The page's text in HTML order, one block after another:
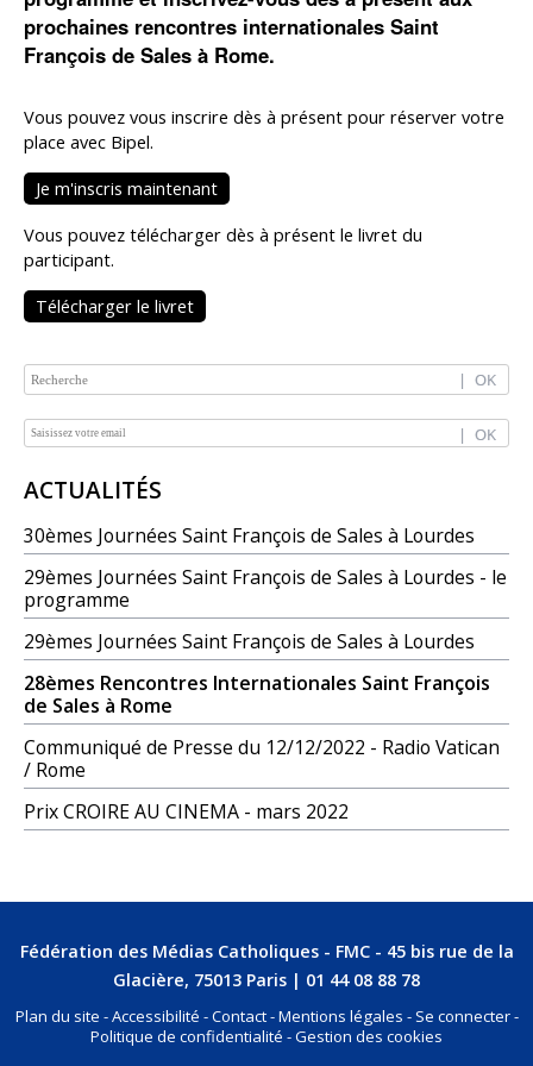
NAVIGATION
ACTUALITÉS
30èmes Journées Saint François de Sales à Lourdes
29èmes Journées Saint François de Sales à Lourdes - le
programme
29èmes Journées Saint François de Sales à Lourdes
28èmes Rencontres Internationales Saint François
de Sales à Rome
Communiqué de Presse du 12/12/2022 - Radio Vatican
/ Rome
Prix CROIRE AU CINEMA - mars 2022
prochaines rencontres internationales Saint
François de Sales à Rome.
Vous pouvez vous inscrire dès à présent pour réserver votre
place avec Bipel.
Je m'inscris maintenant
Vous pouvez télécharger dès à présent le livret du
participant.
Télécharger le livret
Fédération des Médias Catholiques - FMC - 45 bis rue de la
Glacière, 75013 Paris | 01 44 08 88 78
Plan du site Accessibilité Contact Mentions légales
Se connecter
Politique de confidentialité
Gestion des cookies